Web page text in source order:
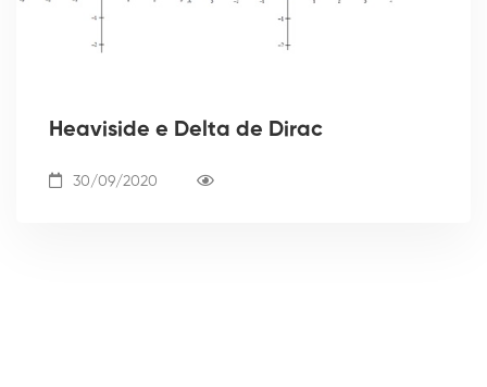
Heaviside e Delta de Dirac
30/09/2020